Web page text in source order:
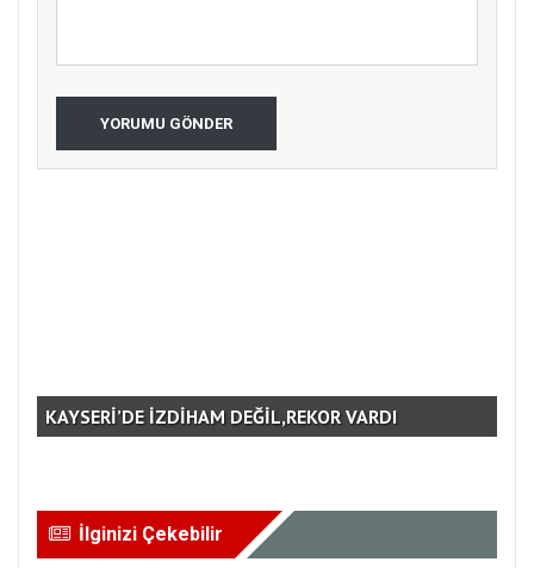
YORUMU GÖNDER
KAYSERİ’DE İZDİHAM DEĞİL,REKOR VARDI
İlginizi Çekebilir